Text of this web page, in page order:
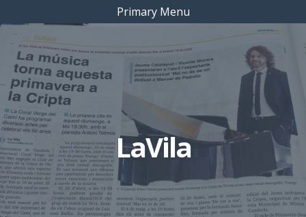
Primary Menu
LaVila